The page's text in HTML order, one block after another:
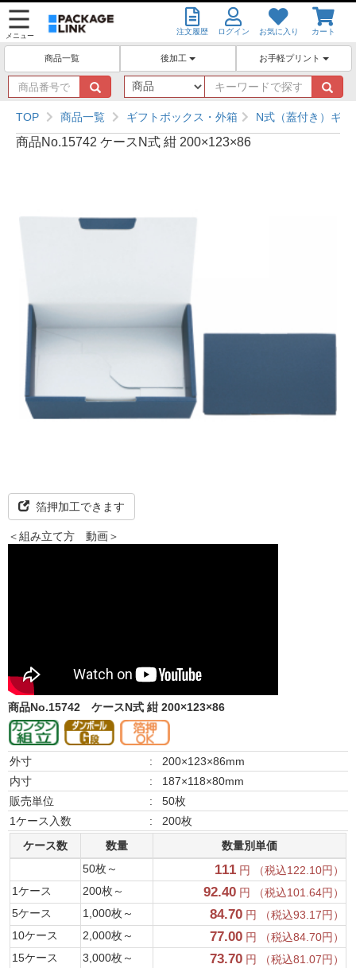
メニュー 注文履歴 ログイン お気に入り カート
商品一覧 後加工 お手軽プリント
商
品
番
号
で
キ
ー
ワ
ー
TOP 商品一覧 ギフトボックス・外箱 N式（蓋付き）ギ
商品No.15742 ケースN式 紺 200×123×86
箔押加工できます
＜組み立て方 動画＞
商品No.15742 ケースN式 紺 200×123×86
外寸 :
200×123×86mm
内寸
:
187×118×80mm
販売単位
:
50枚
1ケース入数
:
200枚
ケース数
数量
数量別単価
50枚～
111 円 （税込122.10円）
1ケース
200枚～ 92.40 円 （税込101.64円）
5ケース
1,000枚～ 84.70 円 （税込93.17円）
10ケース
2,000枚～ 77.00 円 （税込84.70円）
15ケース
3,000枚～ 73.70 円 （税込81.07円）